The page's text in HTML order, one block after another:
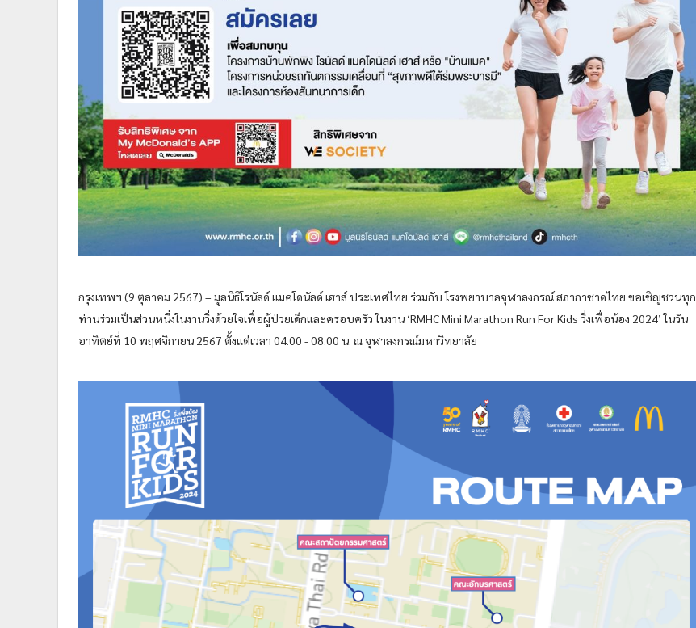
กรุงเทพฯ (9 ตุลาคม 2567) – มูลนิธิโรนัลด์ แมคโดนัลด์ เฮาส์ ประเทศไทย ร่วมกับ โรงพยาบาลจุฬาลงกรณ์ สภากาชาดไทย ขอเชิญชวนทุก
ท่านร่วมเป็นส่วนหนึ่งในงานวิ่งด้วยใจเพื่อผู้ป่วยเด็กและครอบครัว ในงาน ‘RMHC Mini Marathon Run For Kids วิ่งเพื่อน้อง 2024’ ในวัน
อาทิตย์ที่ 10 พฤศจิกายน 2567 ตั้งแต่เวลา 04.00 - 08.00 น. ณ จุฬาลงกรณ์มหาวิทยาลัย